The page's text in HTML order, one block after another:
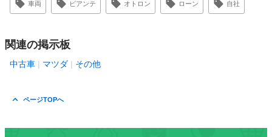
車両 ビアンテ オトロン ローン 自社
関連の掲示板
中古車 マツダ その他
ページTOPへ